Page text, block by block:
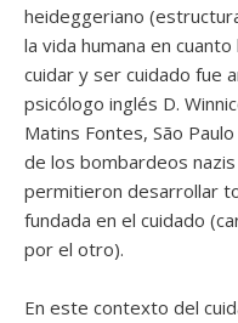
heideggeriano
la vida humana en
cuidar y ser cuidado fue
psicólogo inglés D.
Matins Fontes, São
de los bombardeos
permitieron desarrollar
fundada en el cuidado
por el otro).
En este contexto del